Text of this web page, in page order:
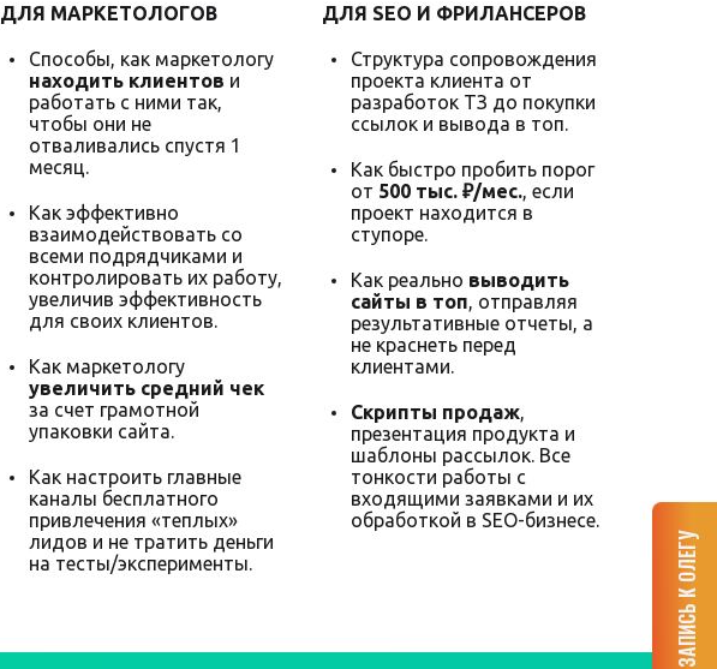
ДЛЯ МАРКЕТОЛОГОВ
Способы, как маркетологу
находить клиентов и
работать с ними так,
чтобы они не
отваливались спустя 1
месяц.
Как эффективно
взаимодействовать со
всеми подрядчиками и
контролировать их работу,
увеличив эффективность
для своих клиентов.
Как маркетологу
увеличить средний чек
за счет грамотной
упаковки сайта.
Как настроить главные
каналы бесплатного
привлечения «теплых»
лидов и не тратить деньги
на тесты/эксперименты.
ДЛЯ SEO И ФРИЛАНСЕРОВ
Структура сопровождения
проекта клиента от
разработок ТЗ до покупки
ссылок и вывода в топ.
Как быстро пробить порог
от 500 тыс. ₽/мес., если
проект находится в
ступоре.
Как реально выводить
сайты в топ, отправляя
результативные отчеты, а
не краснеть перед
клиентами.
Скрипты продаж,
презентация продукта и
шаблоны рассылок. Все
тонкости работы с
входящими заявками и их
обработкой в SEO-бизнесе.
ЗАПИСЬ К ОЛЕГУ